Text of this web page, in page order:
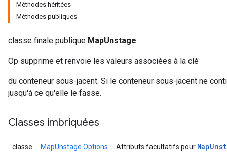
Méthodes héritées
Méthodes publiques
classe finale publique MapUnstage
Op supprime et renvoie les valeurs associées à la clé
du conteneur sous-jacent. Si le conteneur sous-jacent ne
jusqu'à ce qu'elle le fasse.
Classes imbriquées
classe MapUnstage.Options Attributs facultatifs pour Map